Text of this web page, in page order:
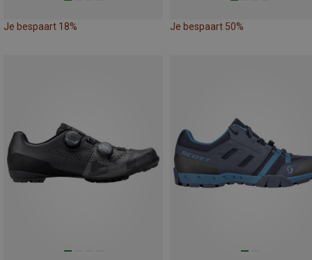
Je bespaart 18% Je bespaart 50%